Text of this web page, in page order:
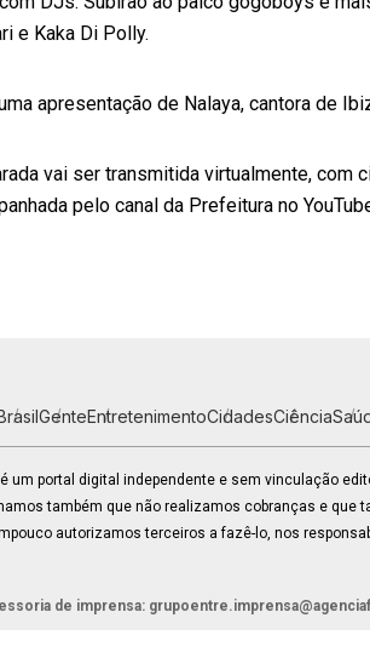
e Kaka Di Polly.
apresentação de Nalaya, cantora de
vai ser transmitida virtualmente, com
pelo canal da Prefeitura no
GenteEntretenimentoCidadesCiência
é um portal digital independente e sem vinculação
também que não realizamos cobranças e
autorizamos terceiros a fazê-lo, nos
de imprensa: